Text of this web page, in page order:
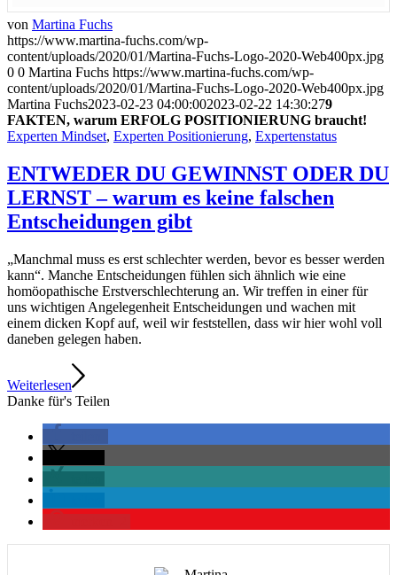
von Martina Fuchs
https://www.martina-fuchs.com/wp-
content/uploads/2020/01/Martina-Fuchs-Logo-2020-Web400px.jpg
0 0 Martina Fuchs https://www.martina-fuchs.com/wp-
content/uploads/2020/01/Martina-Fuchs-Logo-2020-Web400px.jpg
Martina Fuchs2023-02-23 04:00:002023-02-22 14:30:279
FAKTEN, warum ERFOLG POSITIONIERUNG braucht!
Experten Mindset, Experten Positionierung, Expertenstatus
ENTWEDER DU GEWINNST ODER DU
LERNST – warum es keine falschen
Entscheidungen gibt
„Manchmal muss es erst schlechter werden, bevor es besser werden
kann“. Manche Entscheidungen fühlen sich ähnlich wie eine
homöopathische Erstverschlechterung an. Wir treffen in einer für
uns wichtigen Angelegenheit Entscheidungen und wachen mit
einem dicken Kopf auf, weil wir feststellen, dass wir hier wohl voll
daneben gelegen haben.
Weiterlesen
Danke für's Teilen